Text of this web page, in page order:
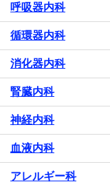
呼吸器内科
循環器内科
消化器内科
腎臓内科
神経内科
血液内科
アレルギー科